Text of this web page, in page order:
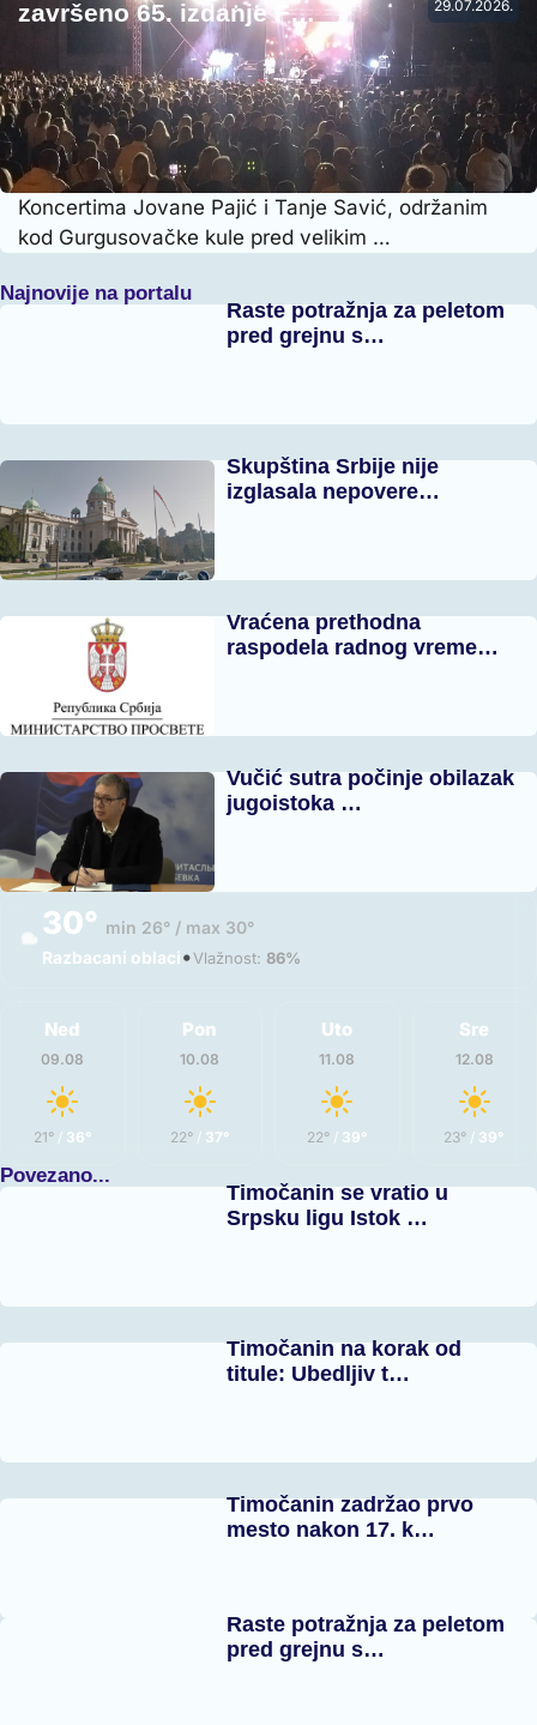
29.07.2026.
završeno 65. izdanje F…
Koncertima Jovane Pajić i Tanje Savić, održanim
kod Gurgusovačke kule pred velikim …
Najnovije na portalu
Raste potražnja za peletom
pred grejnu s…
Skupština Srbije nije
izglasala nepovere…
Vraćena prethodna
raspodela radnog vreme…
Vučić sutra počinje obilazak
jugoistoka …
30° min 26° / max 30°
Razbacani oblaci•Vlažnost: 86%
Ned
09.08
21°/ 36°
Pon
10.08
22°/ 37°
Uto
11.08
22°/ 39°
Sre
12.08
23° / 39°
Povezano...
Timočanin se vratio u
Srpsku ligu Istok …
Timočanin na korak od
titule: Ubedljiv t…
Timočanin zadržao prvo
mesto nakon 17. k…
Raste potražnja za peletom
pred grejnu s…